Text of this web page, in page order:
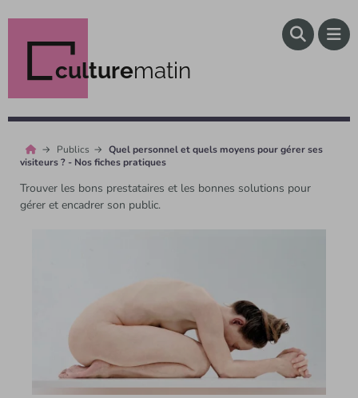
culturematin
Publics
Quel personnel et quels moyens pour gérer ses
visiteurs ? - Nos fiches pratiques
Trouver les bons prestataires et les bonnes solutions pour
gérer et encadrer son public.